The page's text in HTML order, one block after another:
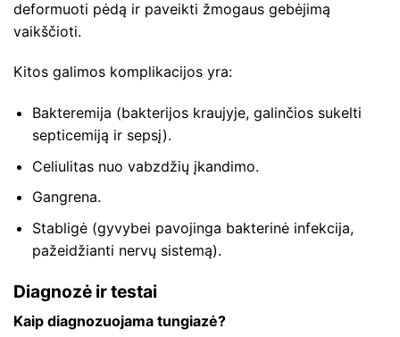
deformuoti pėdą ir paveikti žmogaus gebėjimą
vaikščioti.
Kitos galimos komplikacijos yra:
Bakteremija (bakterijos kraujyje, galinčios sukelti
septicemiją ir sepsį).
Celiulitas nuo vabzdžių įkandimo.
Gangrena.
Stabligė (gyvybei pavojinga bakterinė infekcija,
pažeidžianti nervų sistemą).
Diagnozė ir testai
Kaip diagnozuojama tungiazė?